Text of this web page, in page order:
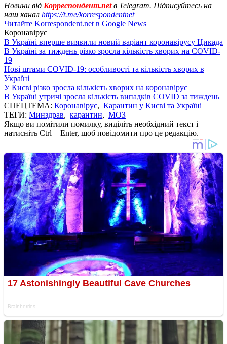
Новини від Корреспондент.netв Telegram. Підписуйтесь на
наш канал https://t.me/korrespondentnet
Читайте Korrespondent.net в Google News
Коронавірус
В Україні вперше виявили новий варіант коронавірусу Цикада
В Україні за тиждень різко зросла кількість хворих на COVID-
19
Нові штами COVID-19: особливості та кількість хворих в
Україні
У Києві різко зросла кількість хворих на коронавірус
В Україні утричі зросла кількість випадків COVID за тиждень
СПЕЦТЕМА: Коронавірус, Карантин у Києві та Україні
ТЕГИ: Минздрав, карантин, МОЗ
Якщо ви помітили помилку, виділіть необхідний текст і
натисніть Ctrl + Enter, щоб повідомити про це редакцію.